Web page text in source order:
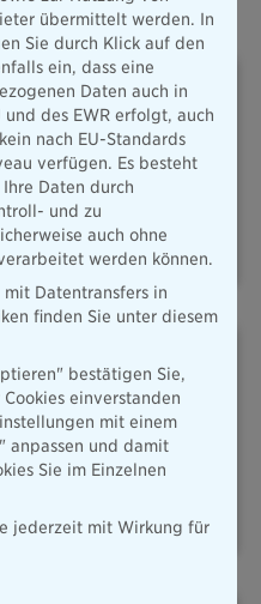
HAFTPFLICHT
HAUSRAT
übermittelt werden. In
Sie durch Klick auf den
ein, dass eine
Daten auch in
des EWR erfolgt, auch
nach EU-Standards
verfügen. Es besteht
Daten durch
und zu
auch ohne
werden können.
Datentransfers in
finden Sie unter diesem
bestätigen Sie,
einverstanden
mit einem
anpassen und damit
Sie im Einzelnen
jederzeit mit Wirkung für